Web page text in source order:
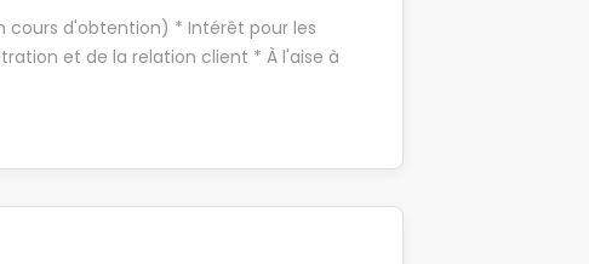
un environnement de travail valorisant
AFTRAL recrute et forme
tout en préparant ton diplôme en
Un format idéal pour
cours d'obtention) * Intérêt pour les
et de la relation client * À l'aise à
avec les outils bureautiques Pourquoi
dans un groupe
et un suivi tout au long de ton
pensées ensemble * Un